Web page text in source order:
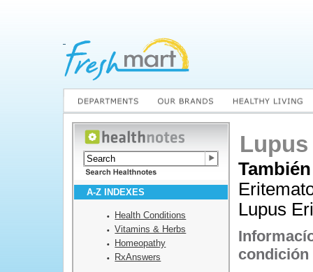
A-Z INDEXES
Health Conditions
Vitamins & Herbs
Homeopathy
RxAnswers
Lupus
condición